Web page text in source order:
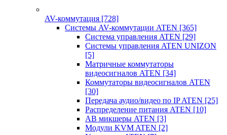
AV-коммутация [728]
Системы AV-коммутации ATEN [365]
Система управления ATEN [29]
Системы управления ATEN UNIZON
[5]
Матричные коммутаторы
видеосигналов ATEN [34]
Коммутаторы видеосигналов ATEN
[30]
Передача аудио/видео по IP ATEN [25]
Распределение питания ATEN [10]
АВ микшеры ATEN [3]
Модули KVM ATEN [2]